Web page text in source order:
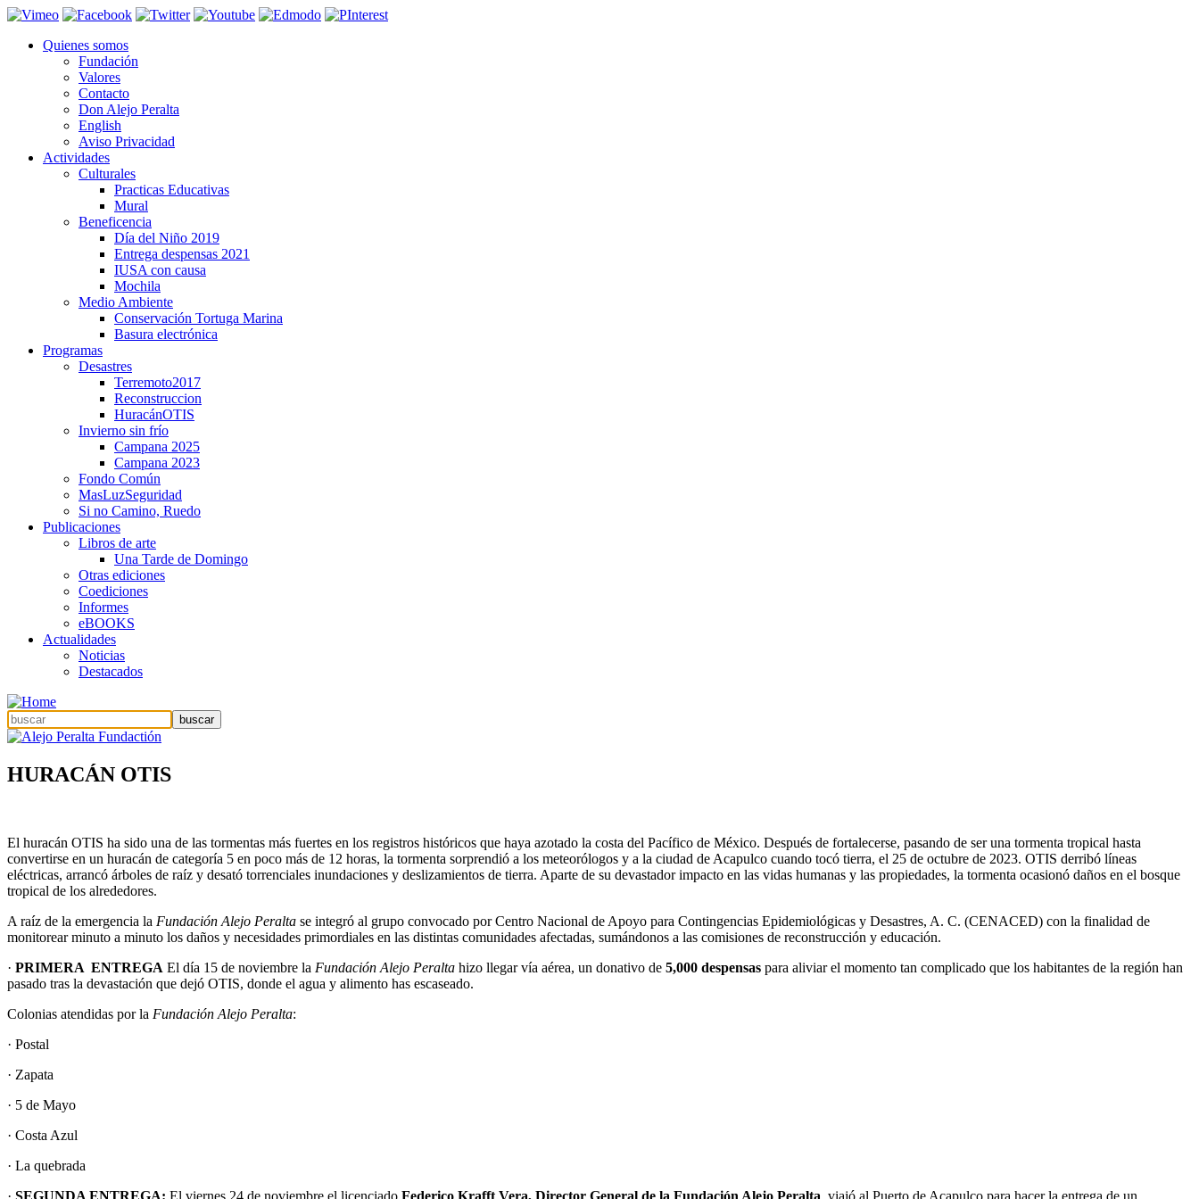
Quienes somos
Fundación
Valores
Contacto
Don Alejo Peralta
English
Aviso Privacidad
Actividades
Culturales
Practicas Educativas
Mural
Beneficencia
Día del Niño 2019
Entrega despensas 2021
IUSA con causa
Mochila
Medio Ambiente
Conservación Tortuga Marina
Basura electrónica
Programas
Desastres
Terremoto2017
Reconstruccion
HuracánOTIS
Invierno sin frío
Campana 2025
Campana 2023
Fondo Común
MasLuzSeguridad
Si no Camino, Ruedo
Publicaciones
Libros de arte
Una Tarde de Domingo
Otras ediciones
Coediciones
Informes
eBOOKS
Actualidades
Noticias
Destacados
HURACÁN OTIS
El huracán OTIS ha sido una de las tormentas más fuertes en los registros históricos que haya azotado la costa del Pacífico de México. Después de fortalecerse, pasando de ser una tormenta tropical hasta
convertirse en un huracán de categoría 5 en poco más de 12 horas, la tormenta sorprendió a los meteorólogos y a la ciudad de Acapulco cuando tocó tierra, el 25 de octubre de 2023. OTIS derribó líneas
eléctricas, arrancó árboles de raíz y desató torrenciales inundaciones y deslizamientos de tierra. Aparte de su devastador impacto en las vidas humanas y las propiedades, la tormenta ocasionó daños en el bosque
tropical de los alrededores.
A raíz de la emergencia la Fundación Alejo Peralta se integró al grupo convocado por Centro Nacional de Apoyo para Contingencias Epidemiológicas y Desastres, A. C. (CENACED) con la finalidad de
monitorear minuto a minuto los daños y necesidades primordiales en las distintas comunidades afectadas, sumándonos a las comisiones de reconstrucción y educación.
· PRIMERA ENTREGA El día 15 de noviembre la Fundación Alejo Peralta hizo llegar vía aérea, un donativo de 5,000 despensas para aliviar el momento tan complicado que los habitantes de la región han
pasado tras la devastación que dejó OTIS, donde el agua y alimento has escaseado.
Colonias atendidas por la Fundación Alejo Peralta:
· Postal
· Zapata
· 5 de Mayo
· Costa Azul
· La quebrada
· SEGUNDA ENTREGA: El viernes 24 de noviembre el licenciado Federico Krafft Vera, Director General de la Fundación Alejo Peralta , viajó al Puerto de Acapulco para hacer la entrega de un